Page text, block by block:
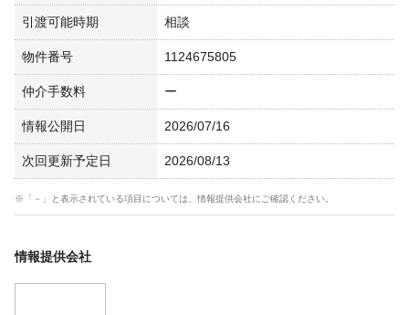
引渡可能時期 相談
物件番号 1124675805
仲介手数料 ー
情報公開日 2026/07/16
次回更新予定日 2026/08/13
※「－」と表示されている項目については、情報提供会社にご確認ください。
情報提供会社